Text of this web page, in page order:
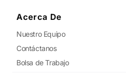
Acerca De
Nuestro Equipo
Contáctanos
Bolsa de Trabajo